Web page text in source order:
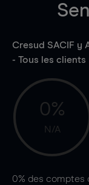
Cresud SACIF y
- Tous les clients
0%
N/A
0% des comptes